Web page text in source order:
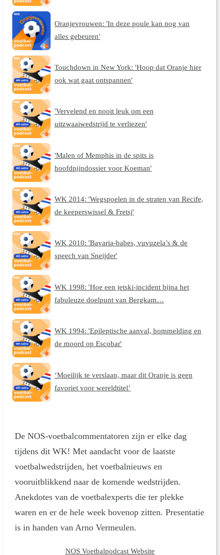
Oranjevrouwen: 'In deze poule kan nog van
alles gebeuren'
Touchdown in New York: 'Hoop dat Oranje hier
ook wat gaat ontspannen'
'Vervelend en nooit leuk om een
uitzwaaiwedstrijd te verliezen'
'Malen of Memphis in de spits is
hoofdpijndossier voor Koeman'
WK 2014: 'Wegspoelen in de straten van Recife,
de keeperswissel & Fretsj'
WK 2010: 'Bavaria-babes, vuvuzela’s & de
speech van Sneijder'
WK 1998: 'Hoe een jetski-incident bijna het
fabuleuze doelpunt van Bergkam…
WK 1994: 'Epileptische aanval, bommelding en
de moord op Escobar'
‘Moeilijk te verslaan, maar dit Oranje is geen
favoriet voor wereldtitel’
De NOS-voetbalcommentatoren zijn er elke dag
tijdens dit WK! Met aandacht voor de laatste
voetbalwedstrijden, het voetbalnieuws en
vooruitblikkend naar de komende wedstrijden.
Anekdotes van de voetbalexperts die ter plekke
waren en er de hele week bovenop zitten. Presentatie
is in handen van Arno Vermeulen.
NOS Voetbalpodcast Website